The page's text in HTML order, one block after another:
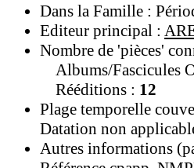
Dans la Famille :
Editeur principal :
Nombre de 'pièces'
Albums/Fascicules
Rééditions : 12
Plage temporelle
Datation non
Autres informations